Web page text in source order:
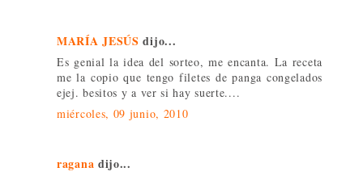
MARÍA JESÚS dijo...
Es genial la idea del sorteo, me encanta. La receta
me la copio que tengo filetes de panga congelados
ejej. besitos y a ver si hay suerte....
miércoles, 09 junio, 2010
ragana dijo...